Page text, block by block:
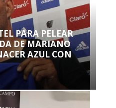
PARA PELEAR
DE MARIANO
AZUL CON